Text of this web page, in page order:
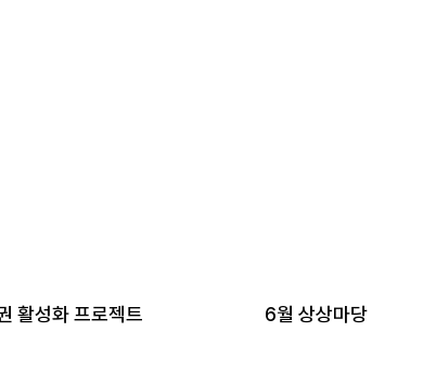
활성화 프로젝트 6월 상상마당